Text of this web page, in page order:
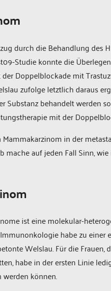
durch die Behandlung des
Studie konnte die
Doppelblockade mit
zufolge letztlich daraus
Substanz behandelt werden
mit der
in der
auf jeden Fall Sinn,
ist eine molekular-
habe zu einer
Welslau. Für die Frauen,
habe in der ersten Linie
können.